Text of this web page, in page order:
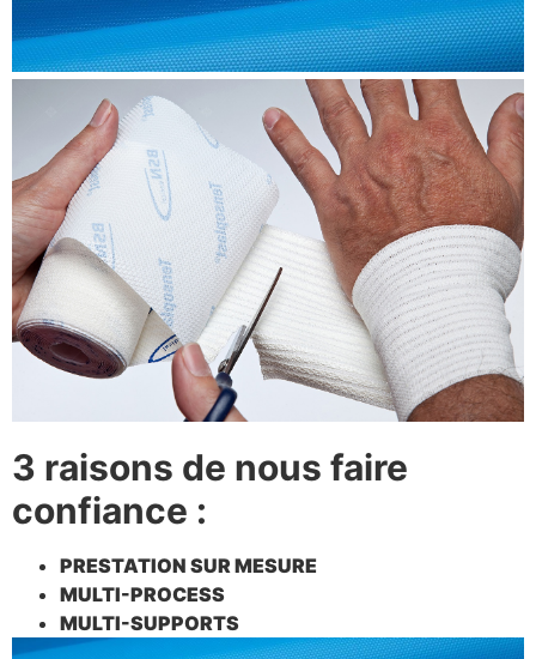
3 raisons de nous faire
confiance :
PRESTATION SUR MESURE
MULTI-PROCESS
MULTI-SUPPORTS